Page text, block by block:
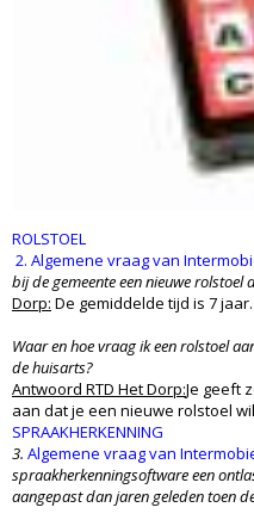
ROLSTOEL
2. Algemene vraag van
bij de gemeente een nieuwe rolstoel
Dorp: De gemiddelde tijd is 7
Waar en hoe vraag ik een rolstoel
de huisarts?
Antwoord RTD Het Dorp:Je geeft
aan dat je een nieuwe rolstoel
SPRAAKHERKENNING
3. Algemene vraag van
spraakherkenningsoftware een
aangepast dan jaren geleden toen